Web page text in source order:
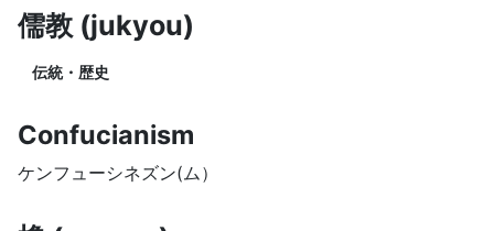
儒教 (jukyou)
伝統・歴史
Confucianism
ケンフューシネズン(ム）